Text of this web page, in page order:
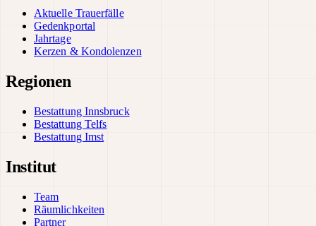
Aktuelle Trauerfälle
Gedenkportal
Jahrtage
Kerzen & Kondolenzen
Regionen
Bestattung Innsbruck
Bestattung Telfs
Bestattung Imst
Institut
Team
Räumlichkeiten
Partner